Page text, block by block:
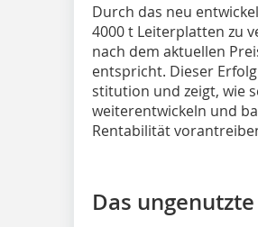
Durch das neu
4000 t Leiterplatten zu
nach dem aktuellen
entspricht. Dieser
stitution und zeigt, wie
weiterentwickeln und
Rentabilität
Das